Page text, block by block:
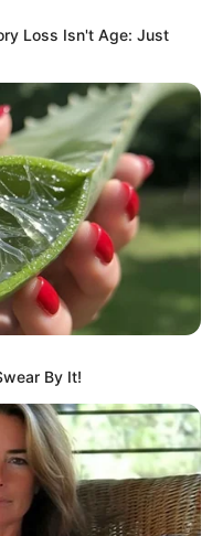
Loss Isn't Age: Just
By It!